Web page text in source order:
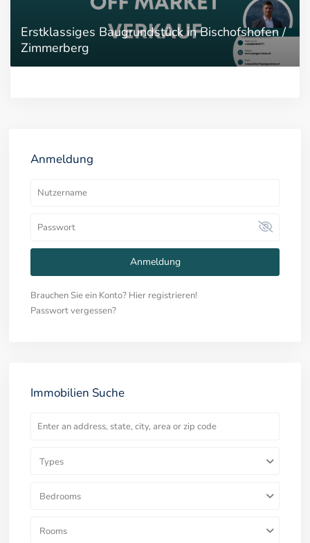
Erstklassiges Baugrundstück in Bischofshofen /
Zimmerberg
Anmeldung
Anmeldung
Brauchen Sie ein Konto? Hier registrieren!
Passwort vergessen?
Immobilien Suche
Types
Bedrooms
Rooms